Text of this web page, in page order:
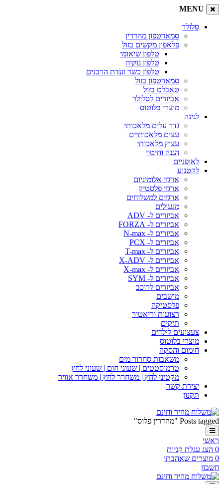
MENU
סלולר
סמארטפון מהדרין
פלאפון מקשים בזול
טלפון שיאומי
טלפון נוקיה
טלפון כשר ועדת הרבנים
סמארטפון בזול
טאבלט בזול
אביזרים לסלולר
מוצרי בלוטוס
לגינה
גדר עלים מלאכותי
עצים מלאכותיים
עציץ מלאכותי
הגנה וחיטוי
לאופניים
לקטנוע
ארגזי אלומיניום
ארגזי פלסטיק
ארגזים למשלוחים
מנעולים
אביזרים ל- ADV
אביזרים ל- FORZA
אביזרים ל- N-max
אביזרים ל- PCX
אביזרים ל- T-max
אביזרים ל- X-ADV
אביזרים ל- X-max
אביזרים ל- SYM
אביזרים לרוכב
מושבים
פלסטיקה
רצועות וריאטור
תיקים
צעצועים לילדים
מוצרי בלוטוס
חימום והסקה
משאבות סחרור מים
טרמוסטטים | שעוני חום | שעוני לחץ
מקטיני לחץ | משחרר לחץ | משחרר אוויר
יצירת קשר
תקנון
Posts tagged "מהדרין פלוס"
ראשי
0 הצג עגלת קניות
0 מוצרים שאהבתי
חשבון